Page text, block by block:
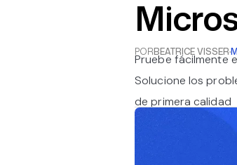
PORBEATRICE VISSER·
Pruebe fácilmente
Solucione los
de primera calidad